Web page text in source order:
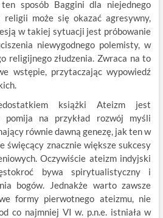
sposób Baggini dla niejednego
może się okazać agresywny,
w takiej sytuacji jest próbowanie
niewygodnego polemisty, w
religijnego złudzenia. Zwraca na to
wstępie, przytaczając wypowiedź
książki Ateizm jest
pomija na przykład rozwój myśli
równie dawną genezę, jak ten w
święcący znacznie większe sukcesy
Oczywiście ateizm indyjski
bywa spirytualistyczny i
bogów. Jednakże warto zawsze
formy pierwotnego ateizmu, nie
co najmniej VI w. p.n.e. istniała w